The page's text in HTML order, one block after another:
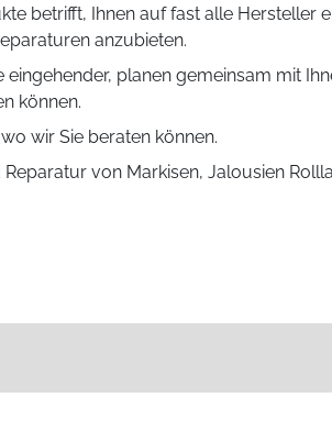
betrifft, Ihnen auf fast alle Hersteller
anzubieten.
eingehender, planen gemeinsam mit
können.
wir Sie beraten können.
von Markisen, Jalousien